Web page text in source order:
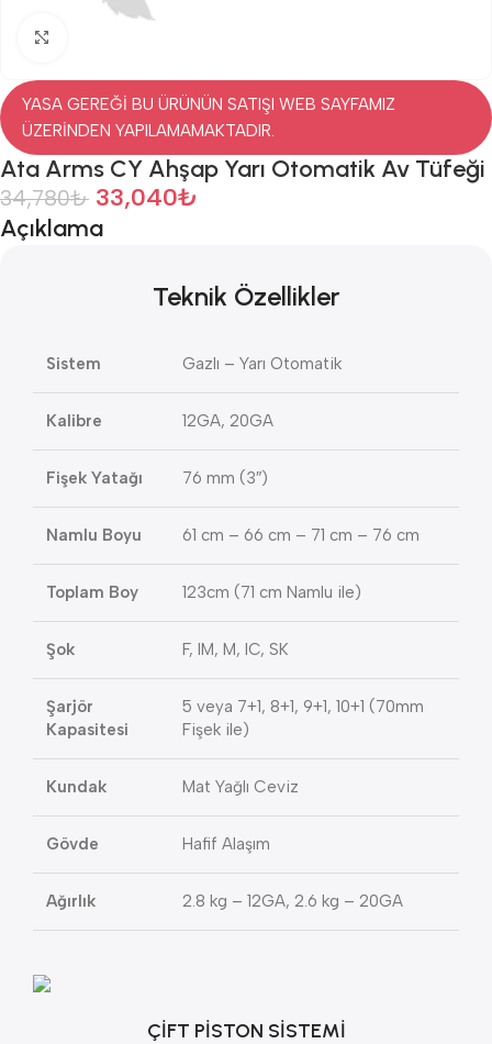
YASA GEREĞİ BU ÜRÜNÜN SATIŞI WEB SAYFAMIZ
ÜZERİNDEN YAPILAMAMAKTADIR.
Ata Arms CY Ahşap Yarı Otomatik Av Tüfeği
34,780₺ 33,040₺
Açıklama
Teknik Özellikler
Sistem Gazlı – Yarı Otomatik
Kalibre 12GA, 20GA
Fişek Yatağı 76 mm (3″)
Namlu Boyu 61 cm – 66 cm – 71 cm – 76 cm
Toplam Boy 123cm (71 cm Namlu ile)
Şok F, IM, M, IC, SK
Şarjör
Kapasitesi
5 veya 7+1, 8+1, 9+1, 10+1 (70mm
Fişek ile)
Kundak Mat Yağlı Ceviz
Gövde Hafif Alaşım
Ağırlık 2.8 kg – 12GA, 2.6 kg – 20GA
ÇİFT PİSTON SİSTEMİ